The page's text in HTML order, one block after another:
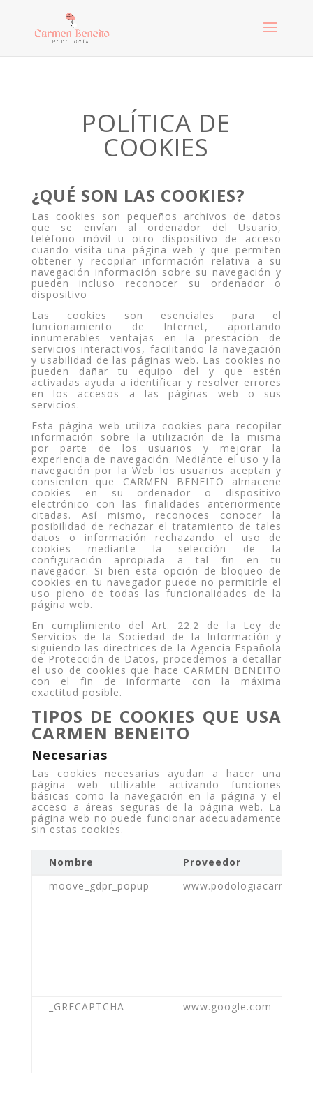
POLÍTICA DE
COOKIES
¿QUÉ SON LAS COOKIES?
Las cookies son pequeños archivos de datos
que se envían al ordenador del Usuario,
teléfono móvil u otro dispositivo de acceso
cuando visita una página web y que permiten
obtener y recopilar información relativa a su
navegación información sobre su navegación y
pueden incluso reconocer su ordenador o
dispositivo
Las cookies son esenciales para el
funcionamiento de Internet, aportando
innumerables ventajas en la prestación de
servicios interactivos, facilitando la navegación
y usabilidad de las páginas web. Las cookies no
pueden dañar tu equipo del y que estén
activadas ayuda a identificar y resolver errores
en los accesos a las páginas web o sus
servicios.
Esta página web utiliza cookies para recopilar
información sobre la utilización de la misma
por parte de los usuarios y mejorar la
experiencia de navegación. Mediante el uso y la
navegación por la Web los usuarios aceptan y
consienten que CARMEN BENEITO almacene
cookies en su ordenador o dispositivo
electrónico con las finalidades anteriormente
citadas. Así mismo, reconoces conocer la
posibilidad de rechazar el tratamiento de tales
datos o información rechazando el uso de
cookies mediante la selección de la
configuración apropiada a tal fin en tu
navegador. Si bien esta opción de bloqueo de
cookies en tu navegador puede no permitirle el
uso pleno de todas las funcionalidades de la
página web.
En cumplimiento del Art. 22.2 de la Ley de
Servicios de la Sociedad de la Información y
siguiendo las directrices de la Agencia Española
de Protección de Datos, procedemos a detallar
el uso de cookies que hace CARMEN BENEITO
con el fin de informarte con la máxima
exactitud posible.
TIPOS DE COOKIES QUE USA
CARMEN BENEITO
Necesarias
Las cookies necesarias ayudan a hacer una
página web utilizable activando funciones
básicas como la navegación en la página y el
acceso a áreas seguras de la página web. La
página web no puede funcionar adecuadamente
sin estas cookies.
Nombre
Proveedor
Nombre
Proveedor
moove_gdpr_popup
_GRECAPTCHA www.google.com